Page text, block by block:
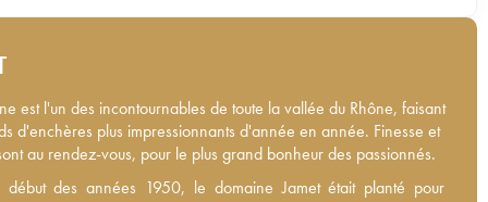
est l'un des incontournables de toute la vallée du Rhône, faisant
d'enchères plus impressionnants d'année en année. Finesse et
au rendez-vous, pour le plus grand bonheur des passionnés.
des années 1950, le domaine Jamet était planté pour
début des années 1950, le domaine Jamet était planté pour